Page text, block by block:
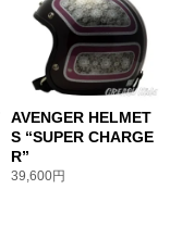
AVENGER HELMET
S “SUPER CHARGE
R”
39,600円